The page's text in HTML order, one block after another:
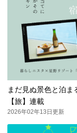
まだ見ぬ景色と泊ま
【旅】連載
2026年02年13日更新